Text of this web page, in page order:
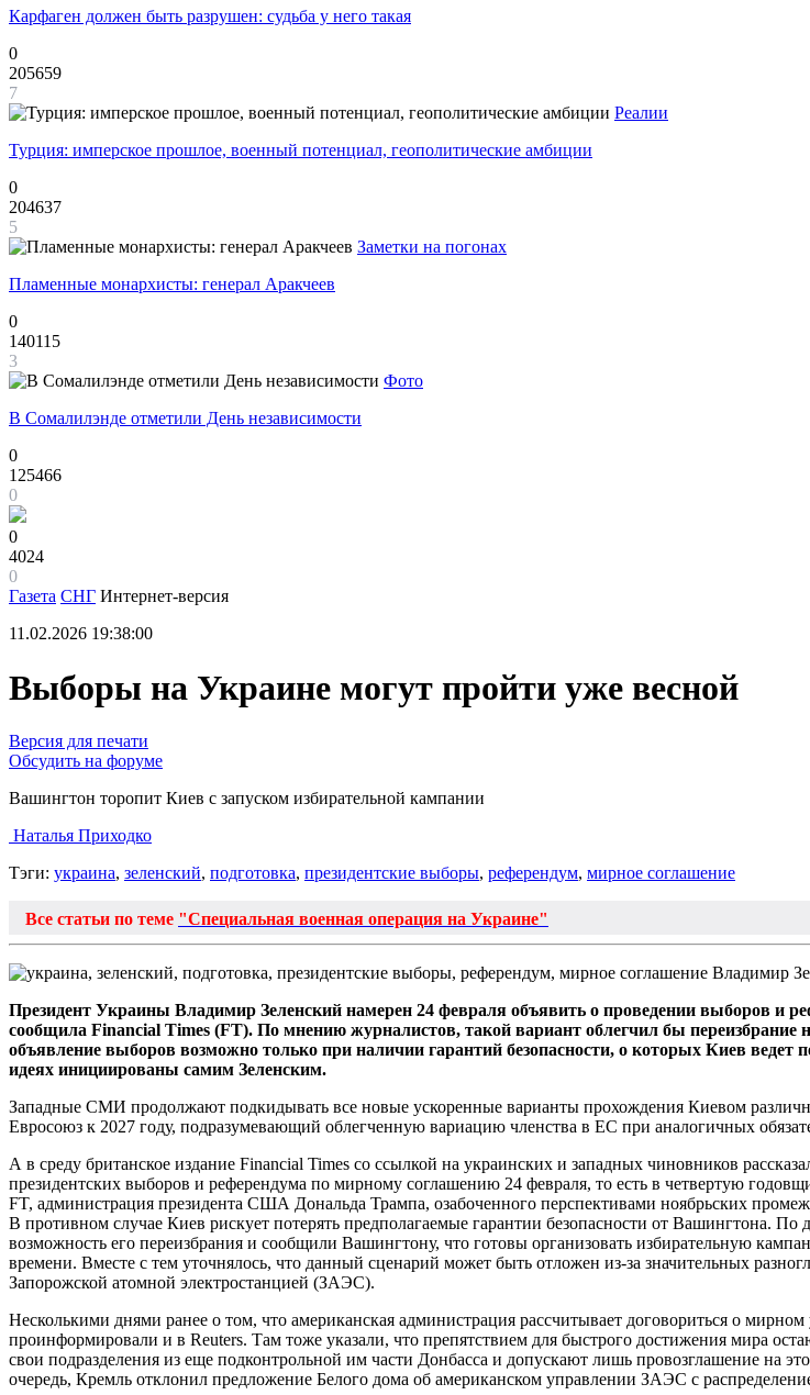
Карфаген должен быть разрушен: судьба у него такая
0
205659
7
Реалии
Турция: имперское прошлое, военный потенциал, геополитические амбиции
0
204637
5
Заметки на погонах
Пламенные монархисты: генерал Аракчеев
0
140115
3
Фото
В Сомалилэнде отметили День независимости
0
125466
0
0
4024
0
Газета СНГ Интернет-версия
11.02.2026 19:38:00
Выборы на Украине могут пройти уже весной
Версия для печати
Обсудить на форуме
Вашингтон торопит Киев с запуском избирательной кампании
Наталья Приходко
Тэги: украина, зеленский, подготовка, президентские выборы, референдум, мирное соглашение
Все статьи по теме "Специальная военная операция на Украине"
Владимир
Президент Украины Владимир Зеленский намерен 24 февраля объявить о проведении выборов и
сообщила Financial Times (FT). По мнению журналистов, такой вариант облегчил бы переизбрание
объявление выборов возможно только при наличии гарантий безопасности, о которых Киев
идеях инициированы самим Зеленским.
Западные СМИ продолжают подкидывать все новые ускоренные варианты прохождения Киевом
Евросоюз к 2027 году, подразумевающий облегченную вариацию членства в ЕС при аналогичных
А в среду британское издание Financial Times со ссылкой на украинских и западных чиновников
президентских выборов и референдума по мирному соглашению 24 февраля, то есть в четвертую
FT, администрация президента США Дональда Трампа, озабоченного перспективами ноябрьских
В противном случае Киев рискует потерять предполагаемые гарантии безопасности от Вашингтона.
возможность его переизбрания и сообщили Вашингтону, что готовы организовать избирательную
времени. Вместе с тем уточнялось, что данный сценарий может быть отложен из-за значительных
Запорожской атомной электростанцией (ЗАЭС).
Несколькими днями ранее о том, что американская администрация рассчитывает договориться о
проинформировали и в Reuters. Там тоже указали, что препятствием для быстрого достижения мира
свои подразделения из еще подконтрольной им части Донбасса и допускают лишь провозглашение на
очередь, Кремль отклонил предложение Белого дома об американском управлении ЗАЭС с